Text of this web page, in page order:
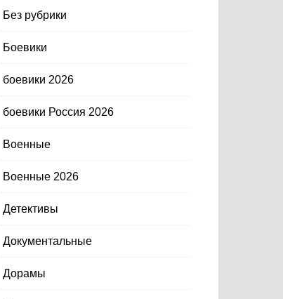
Без рубрики
Боевики
боевики 2026
боевики Россия 2026
Военные
Военные 2026
Детективы
Документальные
Дорамы